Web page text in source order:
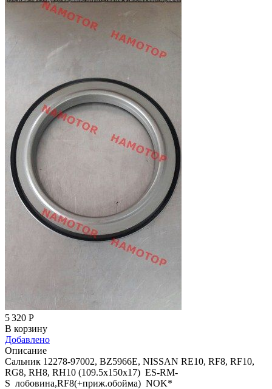
5 320 Р
В корзину
Добавлено
Описание
Сальник 12278-97002, BZ5966E, NISSAN RE10, RF8, RF10,
RG8, RH8, RH10 (109.5x150x17) ES-RM-
S лобовина,RF8(+приж.обойма) NOK*